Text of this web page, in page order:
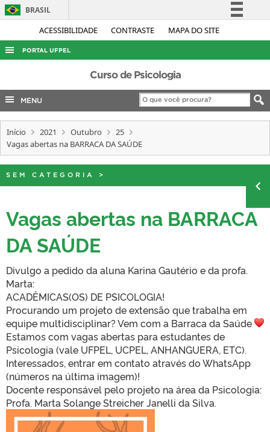
ACESSIBILIDADE CONTRASTE MAPA DO SITE
BRASIL
Simplifique!
Acesso à informação
Legislação
Canais
PORTAL UFPEL
ACESSO À INFORMAÇÃO
AUDITORIA
COBALTO
CONCURSOS
INTERNACIONAL
Curso de Psicologia
MENU
Início 2021 Outubro
25
Vagas abertas na BARRACA DA SAÚDE
SEM CATEGORIA >
Vagas abertas na BARRACA
DA SAÚDE
Divulgo a pedido da aluna Karina Gautério e da profa.
Marta:
ACADÊMICAS(OS) DE PSICOLOGIA!
Procurando um projeto de extensão que trabalha em
equipe multidisciplinar? Vem com a Barraca da Saúde
Estamos com vagas abertas para estudantes de
Psicologia (vale UFPEL, UCPEL, ANHANGUERA, ETC).
Interessados, entrar em contato através do WhatsApp
(números na última imagem)!
Docente responsável pelo projeto na área da Psicologia:
Profa. Marta Solange Streicher Janelli da Silva.